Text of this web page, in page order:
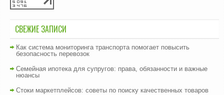
СВЕЖИЕ ЗАПИСИ
Как система мониторинга транспорта помогает повысить
безопасность перевозок
Семейная ипотека для супругов: права, обязанности и важные
нюансы
Стоки маркетплейсов: советы по поиску качественных товаров